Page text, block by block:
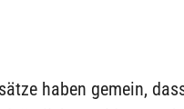
haben gemein,